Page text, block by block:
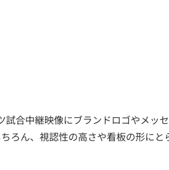
合中継映像にブランドロゴやメッ
ろん、視認性の高さや看板の形に